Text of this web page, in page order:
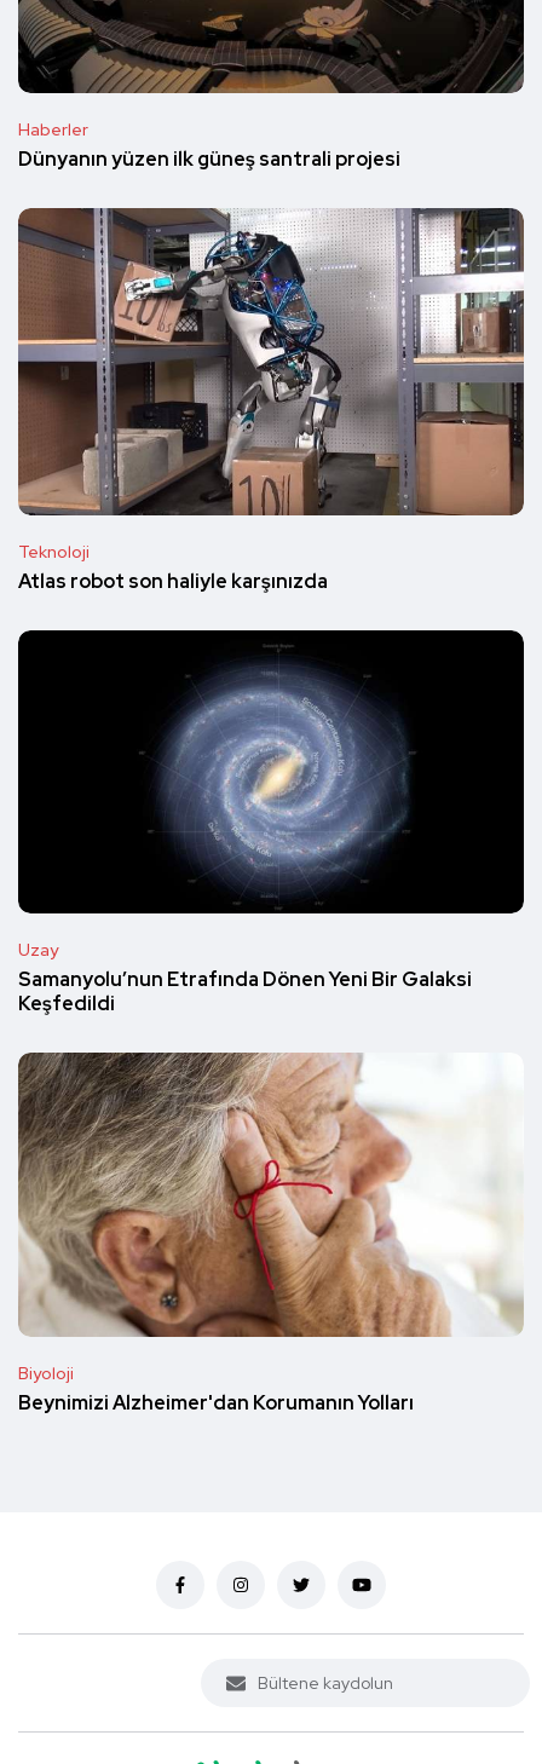
Haberler
Dünyanın yüzen ilk güneş santrali projesi
Teknoloji
Atlas robot son haliyle karşınızda
Uzay
Samanyolu’nun Etrafında Dönen Yeni Bir Galaksi
Keşfedildi
Biyoloji
Beynimizi Alzheimer'dan Korumanın Yolları